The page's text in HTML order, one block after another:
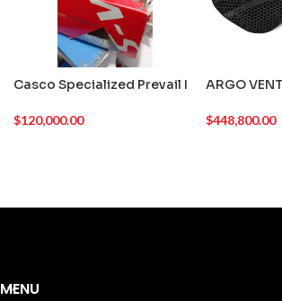
Casco Specialized Prevail I
$120,000.00
ARGO
$448,800.00
MENU